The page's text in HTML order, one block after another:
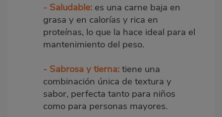
- Saludable: es una carne baja en
grasa y en calorías y rica en
proteínas, lo que la hace ideal para el
mantenimiento del peso.
- Sabrosa y tierna:tiene una
combinación única de textura y
sabor, perfecta tanto para niños
como para personas mayores.